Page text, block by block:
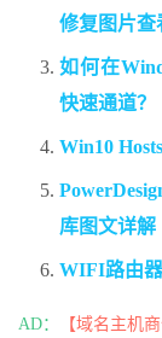
修复图片查
如何在
快速通道？
Win10
库图文详解
WIFI路由
AD： 【域名主机